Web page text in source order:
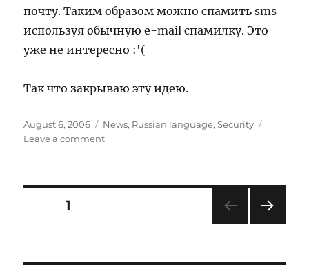
почту. Таким образом можно спамить sms
используя обычную e-mail спамилку. Это
уже не интересно :'(
Так что закрываю эту идею.
Posted
on
August 6, 2006 Categories
News, Russian language,Security
Leave a commenton
Posts
PAGE1